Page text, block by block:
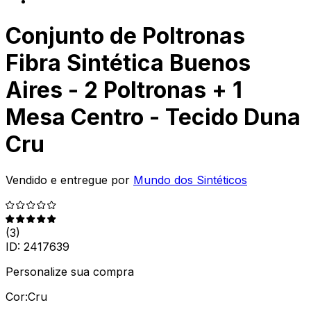
Conjunto de Poltronas
Fibra Sintética Buenos
Aires - 2 Poltronas + 1
Mesa Centro - Tecido Duna
Cru
Vendido e entregue por Mundo dos Sintéticos
(3)
ID: 2417639
Personalize sua compra
Cor:Cru